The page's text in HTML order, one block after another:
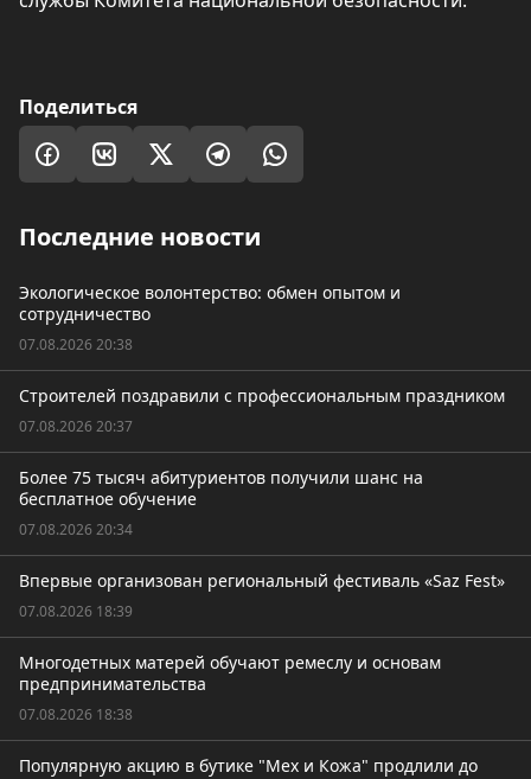
Поделиться
Последние новости
Экологическое волонтерство: обмен опытом и
сотрудничество
07.08.2026 20:38
Строителей поздравили с профессиональным праздником
07.08.2026 20:37
Более 75 тысяч абитуриентов получили шанс на
бесплатное обучение
07.08.2026 20:34
Впервые организован региональный фестиваль «Saz Fest»
07.08.2026 18:39
Многодетных матерей обучают ремеслу и основам
предпринимательства
07.08.2026 18:38
Популярную акцию в бутике "Мех и Кожа" продлили до